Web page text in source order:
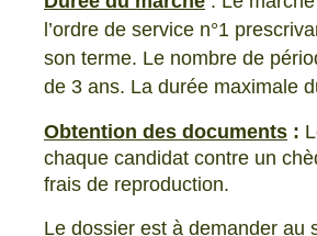
l’ordre de service n°1
son terme. Le nombre de
de 3 ans. La durée maximale
Obtention des documents :
chaque candidat contre un
frais de reproduction.
Le dossier est à demander au